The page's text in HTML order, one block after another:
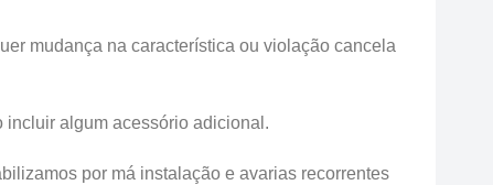
mudança na característica ou violação cancela
incluir algum acessório adicional.
por má instalação e avarias recorrentes